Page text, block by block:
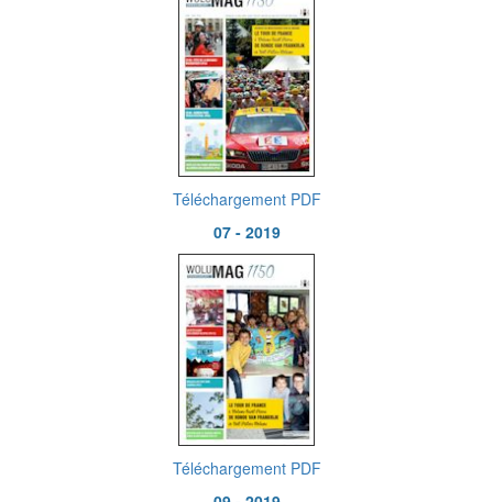
Téléchargement PDF
07 - 2019
Téléchargement PDF